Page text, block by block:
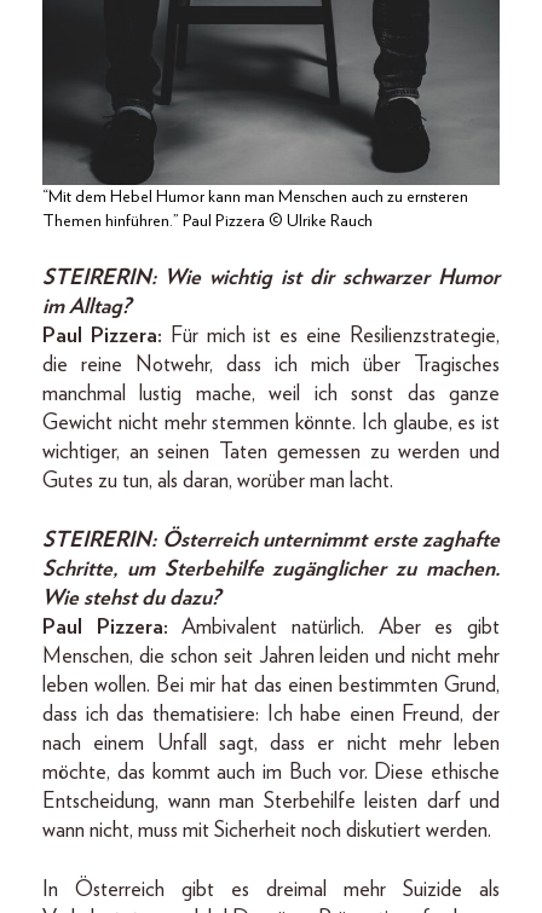
“Mit dem Hebel Humor kann man Menschen auch zu ernsteren
Themen hinführen.” Paul Pizzera © Ulrike Rauch
STEIRERIN: Wie wichtig ist dir schwarzer Humor
im Alltag?
Paul Pizzera:
Für mich ist es eine Resilienzstrategie,
die reine Notwehr, dass ich mich über Tragisches
manchmal lustig mache, weil ich sonst das ganze
Gewicht nicht mehr stemmen könnte. Ich glaube, es ist
wichtiger, an seinen Taten gemessen zu werden und
Gutes zu tun, als daran, worüber man lacht.
STEIRERIN: Österreich unternimmt erste zaghafte
Schritte, um Sterbehilfe zugänglicher zu machen.
Wie stehst du dazu?
Paul Pizzera:Ambivalent natürlich. Aber es gibt
Menschen, die schon seit Jahren leiden und nicht mehr
leben wollen. Bei mir hat das einen bestimmten Grund,
dass ich das thematisiere: Ich habe einen Freund, der
nach einem Unfall sagt, dass er nicht mehr leben
möchte, das kommt auch im Buch vor. Diese ethische
Entscheidung, wann man Sterbehilfe leisten darf und
wann nicht, muss mit Sicherheit noch diskutiert werden.
In Österreich gibt es dreimal mehr Suizide als